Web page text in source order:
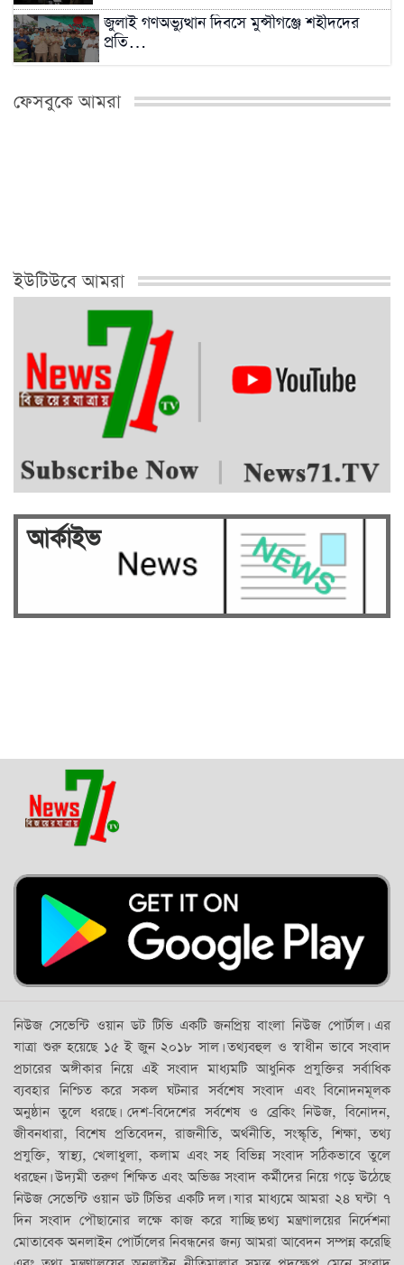
জুলাই গণঅভ্যুত্থান দিবসে মুন্সীগঞ্জে শহীদদের
প্রতি…
নজরদারি…
ফেসবুকে আমরা
ইউটিউবে আমরা
আর্কাইভ
নিউজ সেভেন্টি ওয়ান ডট টিভি একটি জনপ্রিয় বাংলা নিউজ পোর্টাল। এর
যাত্রা শুরু হয়েছে ১৫ ই জুন ২০১৮ সাল। তথ্যবহুল ও স্বাধীন ভাবে সংবাদ
প্রচারের অঙ্গীকার নিয়ে এই সংবাদ মাধ্যমটি আধুনিক প্রযুক্তির সর্বাধিক
ব্যবহার নিশ্চিত করে সকল ঘটনার সর্বশেষ সংবাদ এবং বিনোদনমূলক
অনুষ্ঠান তুলে ধরছে। দেশ-বিদেশের সর্বশেষ ও ব্রেকিং নিউজ, বিনোদন,
জীবনধারা, বিশেষ প্রতিবেদন, রাজনীতি, অর্থনীতি, সংস্কৃতি, শিক্ষা, তথ্য
প্রযুক্তি, স্বাস্থ্য, খেলাধুলা, কলাম এবং সহ বিভিন্ন সংবাদ সঠিকভাবে তুলে
ধরছেন। উদ্যমী তরুণ শিক্ষিত এবং অভিজ্ঞ সংবাদ কর্মীদের নিয়ে গড়ে উঠেছে
নিউজ সেভেন্টি ওয়ান ডট টিভির একটি দল। যার মাধ্যমে আমরা ২৪ ঘন্টা ৭
দিন সংবাদ পৌছানোর লক্ষে কাজ করে যাচ্ছি।তথ্য মন্ত্রণালয়ের নির্দেশনা
মোতাবেক অনলাইন পোর্টালের নিবন্ধনের জন্য আমরা আবেদন সম্পন্ন করেছি